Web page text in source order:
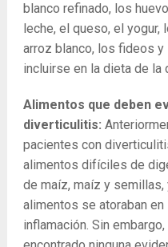
blanco refinado, los
leche, el queso, el yogur,
arroz blanco, los fideos y
incluirse en la dieta de la
Alimentos que deben
diverticulitis:
pacientes con
alimentos difíciles de
de maíz, maíz y
alimentos se atoraban
inflamación. Sin